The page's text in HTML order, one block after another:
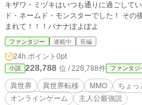
キザワ・ミヅキはいつも通りに過ごして
ド・ネームド・モンスターでした！ その
まれて！！！バナナぽよぽよ
ファンタジー 連載中 長編
24h.ポイント 0pt
小説 228,788 位 / 228,788件 ファンタジ
異世界 異世界転移 MMO ちょっ
オンラインゲーム
主人公最強説